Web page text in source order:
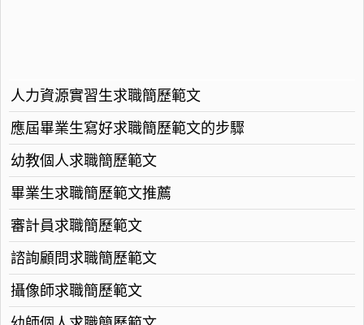
人力資源實習生求職簡歷範文
應屆畢業生寫好求職簡歷範文的步驟
幼教個人求職簡歷範文
畢業生求職簡歷範文推薦
審計員求職簡歷範文
諮詢顧問求職簡歷範文
攝像師求職簡歷範文